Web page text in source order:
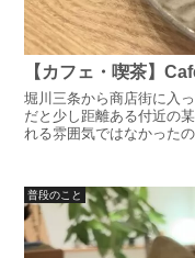
【カフェ・喫茶】
堀川三条から商店街に入
だと少し距離ある付近の
れる雰囲気ではなかった
普段のこと